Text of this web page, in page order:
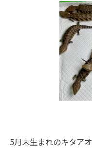
5月末生まれのキタア